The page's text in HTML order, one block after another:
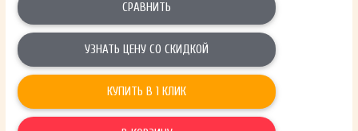
СРАВНИТЬ
УЗНАТЬ ЦЕНУ СО СКИДКОЙ
КУПИТЬ В 1 КЛИК